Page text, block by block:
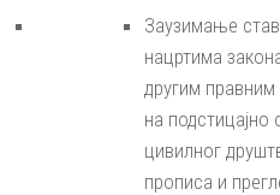
Заузимање
нацртима
другим правним
на
цивилног
прописа и